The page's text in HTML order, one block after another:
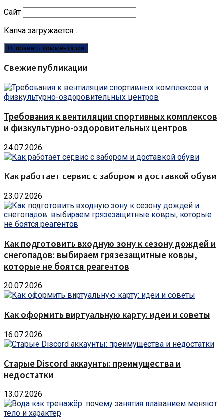
Сайт
Капча загружается...
Свежие публикации
Требования к вентиляции спортивных комплексов
и физкультурно-оздоровительных центров
24.07.2026
Как работает сервис с забором и доставкой обуви
23.07.2026
Как подготовить входную зону к сезону дождей и
снегопадов: выбираем грязезащитные ковры,
которые не боятся реагентов
20.07.2026
Как оформить виртуальную карту: идеи и советы
16.07.2026
Старые Discord аккаунты: преимущества и
недостатки
13.07.2026